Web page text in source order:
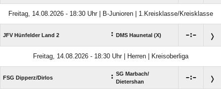
Freitag, 14.08.2026 - 18:30 Uhr | B-Junioren | 1.Kreisklasse/Kreisklasse
JFV Hünfelder Land 2 : DMS Haunetal (X) :
Freitag, 14.08.2026 - 18:30 Uhr | Herren | Kreisoberliga
FSG Dipperz/​Dirlos : SG Marbach/​
Dietershan
: